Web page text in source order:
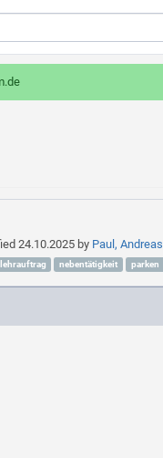
24.10.2025 by Paul, Andreas
lehrauftrag nebentätigkeit parken